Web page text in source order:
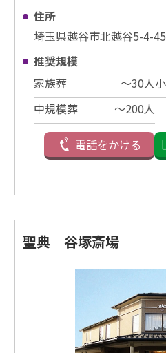
住所
埼玉県越谷市北越谷5-4-45
推奨規模
家族葬
〜30⼈
中規模葬
〜200⼈
電話をかける
聖典 谷塚斎場